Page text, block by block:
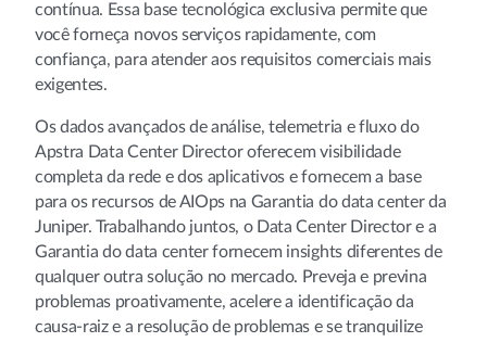
contínua. Essa base tecnológica exclusiva permite que
você forneça novos serviços rapidamente, com
confiança, para atender aos requisitos comerciais mais
exigentes.
Os dados avançados de análise, telemetria e fluxo do
Apstra Data Center Director oferecem visibilidade
completa da rede e dos aplicativos e fornecem a base
para os recursos de AIOps na Garantia do data center da
Juniper. Trabalhando juntos, o Data Center Director e a
Garantia do data center fornecem insights diferentes de
qualquer outra solução no mercado. Preveja e previna
problemas proativamente, acelere a identificação da
causa-raiz e a resolução de problemas e se tranquilize